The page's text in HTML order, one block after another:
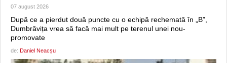
07 august 2026
După ce a pierdut două puncte cu o echipă rechemată în „B”,
Dumbrăvița vrea să facă mai mult pe terenul unei nou-
promovate
de: Daniel Neacșu